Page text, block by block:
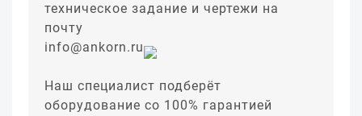
техническое задание и чертежи на
почту
info@ankorn.ru
Наш специалист подберёт
оборудование со 100% гарантией